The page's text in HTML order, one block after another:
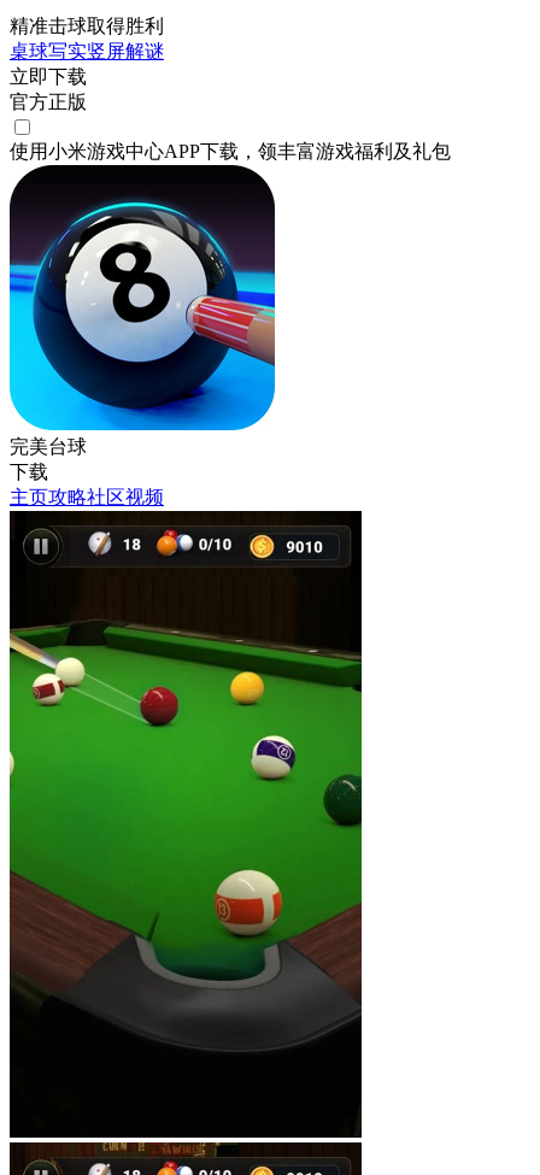
精准击球取得胜利
桌球写实竖屏解谜
立即下载
官方正版
使用小米游戏中心APP下载 ，领丰富游戏福利 及礼包
完美台球
下载
主页攻略社区视频